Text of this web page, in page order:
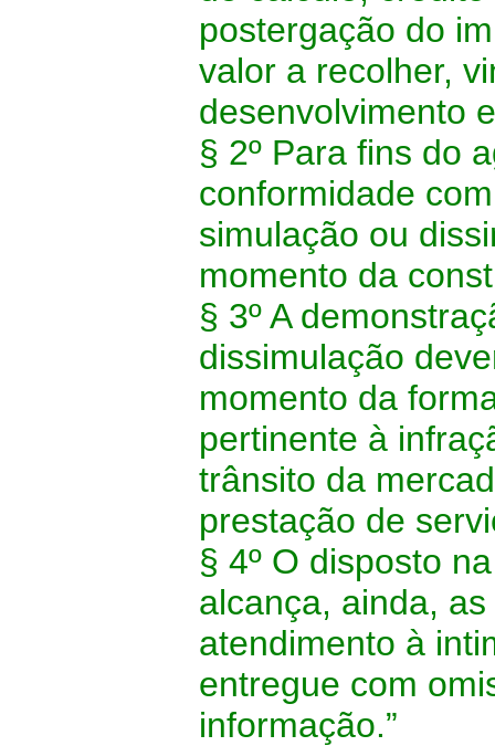
postergação do
valor a recolher,
desenvolvimento
§ 2º Para fins do
conformidade
simulação ou
momento da
§ 3º A
dissimulação
momento da
pertinente à
trânsito da
prestação de
§ 4º O disposto
alcança, ainda,
atendimento à
entregue com
informação.”